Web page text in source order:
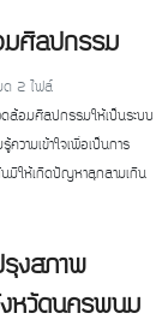
ศิลปกรรม
ด 2 ไฟล์
ล้อมศิลปกรรมให้เป็นระบบ
วามเข้าใจเพื่อเป็นการ
มิให้เกิดปัญหาลุกลามเกิน
งสภาพ
งหวัดนครพนม